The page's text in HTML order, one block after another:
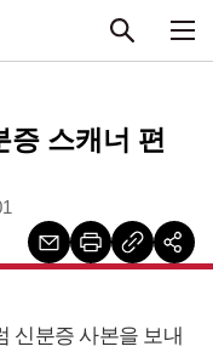
증 스캐너 편
신분증 사본을 보내